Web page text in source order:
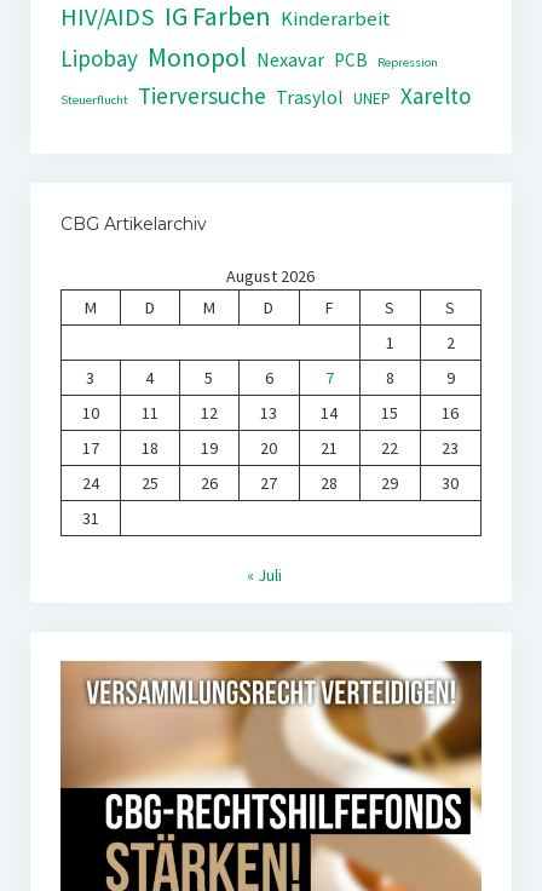
HIV/AIDS IG Farben Kinderarbeit
Lipobay Monopol Nexavar PCB Repression
Steuerflucht Tierversuche Trasylol UNEP Xarelto
CBG Artikelarchiv
August 2026
M
D M D F S
S
1
2
3
4 5 6 7 8
9
10
11 12 13 14 15
16
17
18 19 20 21 22
23
24
25 26 27 28 29
30
31
« Juli